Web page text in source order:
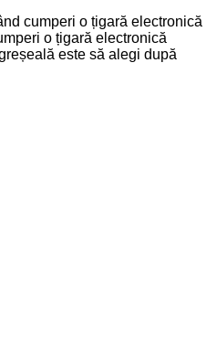
cumperi o țigară electronică
o țigară electronică
este să alegi după